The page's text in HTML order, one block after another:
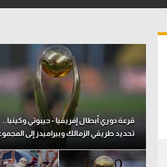
تحقيق في الجول
تقرير في الجول
تحليل في الجول
حكايات في الجول
كويز في الجول
فيديو في الجول
قرعة دوري أبطال إفريقيا - جيبوتي وكينيا..
تحديد طريقي الزمالك وبيراميدز إلى